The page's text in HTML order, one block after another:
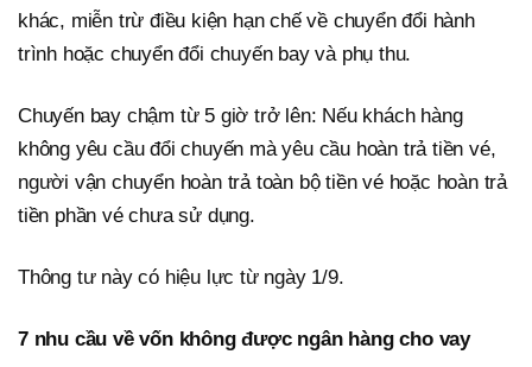
khác, miễn trừ điều kiện hạn chế về chuyển đổi hành
trình hoặc chuyển đổi chuyến bay và phụ thu.
Chuyến bay chậm từ 5 giờ trở lên: Nếu khách hàng
không yêu cầu đổi chuyến mà yêu cầu hoàn trả tiền vé,
người vận chuyển hoàn trả toàn bộ tiền vé hoặc hoàn trả
tiền phần vé chưa sử dụng.
Thông tư này có hiệu lực từ ngày 1/9.
7 nhu cầu về vốn không được ngân hàng cho vay